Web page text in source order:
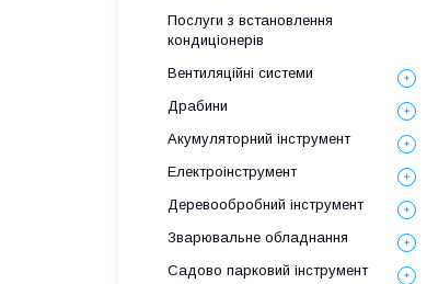
Послуги з встановлення
кондиціонерів
Вентиляційні системи
Драбини
Акумуляторний інструмент
Електроінструмент
Деревообробний інструмент
Зварювальне обладнання
Садово парковий інструмент